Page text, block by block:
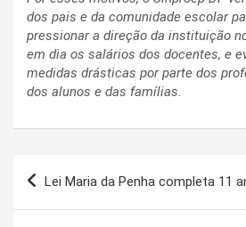
dos pais e da comunidade escolar
pressionar a direção da instituição
em dia os salários dos docentes, e
medidas drásticas por parte dos
dos alunos e das famílias.
Navegação
Lei Maria da Penha completa 11